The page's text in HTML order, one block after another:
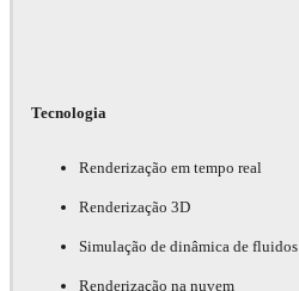
Tecnologia
Renderização em tempo real
Renderização 3D
Simulação de dinâmica de fluidos
Renderização na nuvem